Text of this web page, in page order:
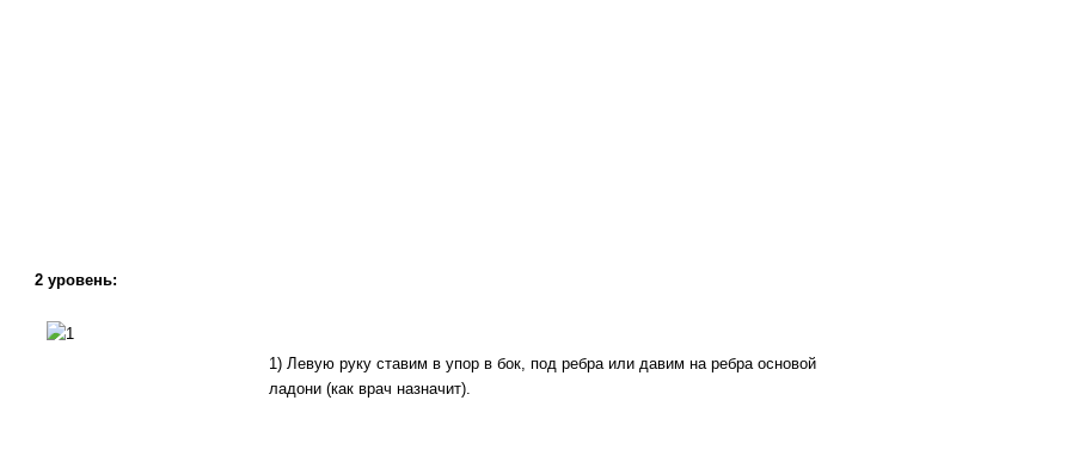
2 уровень:
1) Левую руку ставим в упор в бок, под ребра или давим на ребра основой
ладони (как врач назначит).